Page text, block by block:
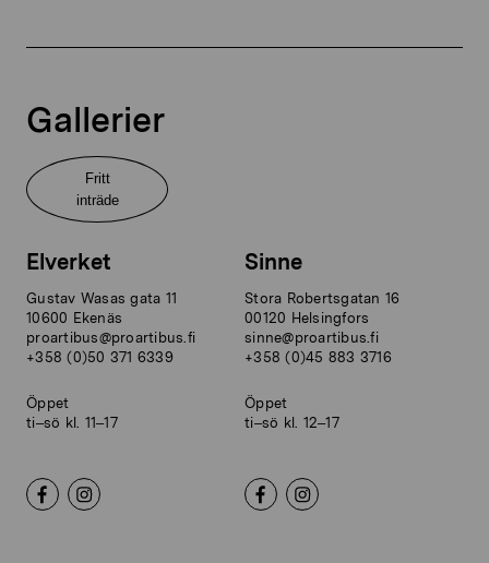
Gallerier
Fritt
inträde
Elverket
Gustav Wasas gata 11
10600 Ekenäs
proartibus@proartibus.fi
+358 (0)50 371 6339
Öppet
ti–sö kl. 11–17
Sinne
Stora Robertsgatan 16
00120 Helsingfors
sinne@proartibus.fi
+358 (0)45 883 3716
Öppet
ti–sö kl. 12–17